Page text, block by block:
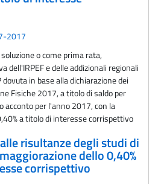
2017
o come prima rata,
dell'IRPEF e delle addizionali regionali
in base alla dichiarazione dei
Fisiche 2017, a titolo di saldo per
acconto per l'anno 2017, con la
a titolo di interesse corrispettivo
risultanze degli studi di
dello 0,40%
corrispettivo